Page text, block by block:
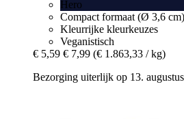
Hero
Compact formaat (Ø 3,6 cm)
Kleurrijke kleurkeuzes
Veganistisch
€ 5,59 € 7,99 (€ 1.863,33 / kg)
Bezorging uiterlijk op 13. augustus